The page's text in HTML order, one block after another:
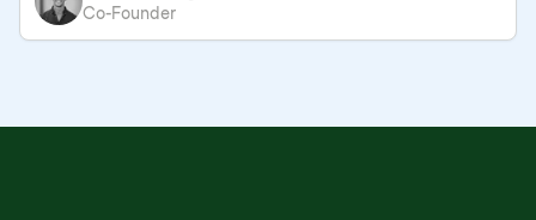
Co-Founder